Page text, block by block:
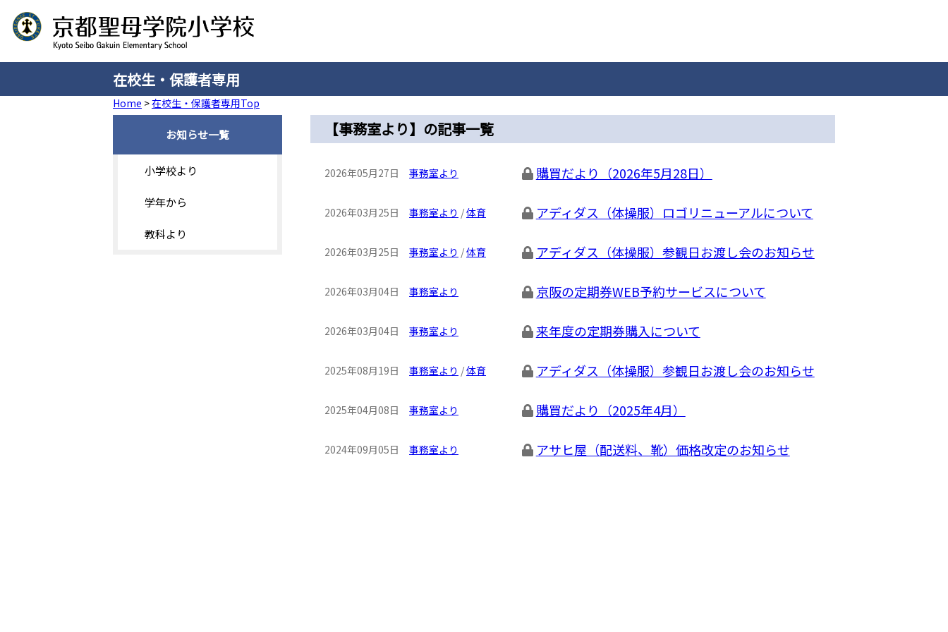
在校生・保護者専用
Home >在校生・保護者専用Top
【事務室より】の記事一覧
2026年05月27日 事務室より 購買だより（2026年5月28日）
2026年03月25日 事務室より /体育 アディダス（体操服）ロゴリニューアルについて
2026年03月25日 事務室より /体育 アディダス（体操服）参観日お渡し会のお知らせ
2026年03月04日 事務室より 京阪の定期券WEB予約サービスについて
2026年03月04日 事務室より 来年度の定期券購入について
2025年08月19日 事務室より /体育 アディダス（体操服）参観日お渡し会のお知らせ
2025年04月08日 事務室より 購買だより（2025年4月）
2024年09月05日 事務室より アサヒ屋（配送料、靴）価格改定のお知らせ
お知らせ一覧
小学校より
学年から
教科より